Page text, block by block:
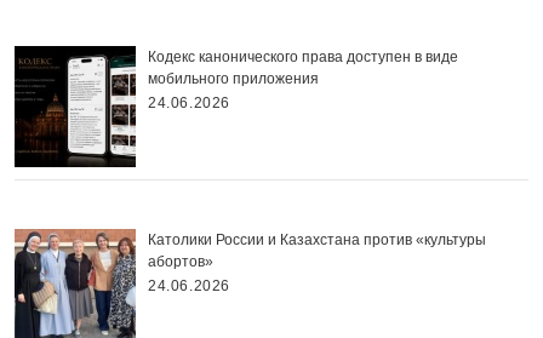
Кодекс канонического права доступен в виде
мобильного приложения
24.06.2026
Католики России и Казахстана против «культуры
абортов»
24.06.2026